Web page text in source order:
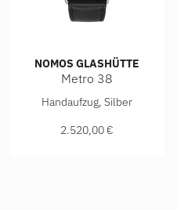
sage, Ref: 1124, Preis:
NOMOS GLASHÜTTE
Metro 38
NOMOS Glashütte Metro
Handaufzug, Silber
2.520,00 €